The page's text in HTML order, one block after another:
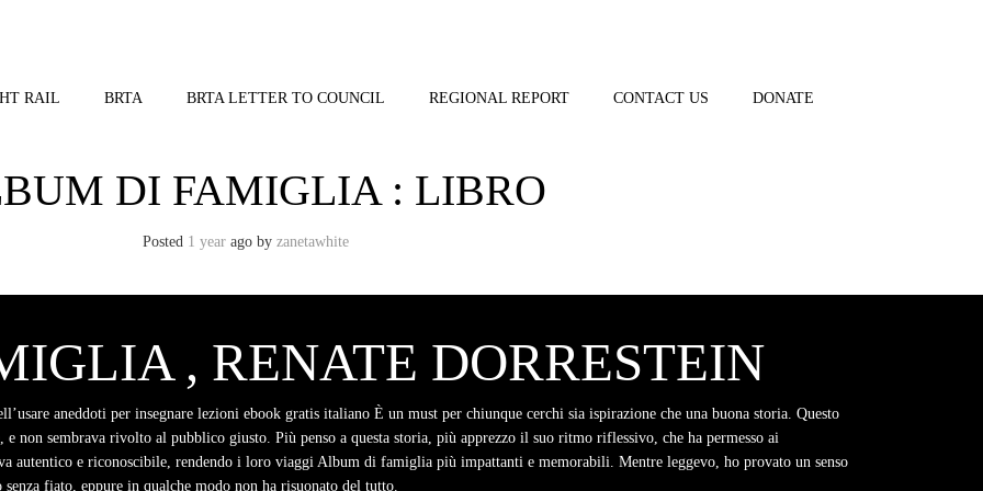
RAIL BRTA BRTA LETTER TO COUNCIL REGIONAL REPORT CONTACT US DONATE
DI FAMIGLIA : LIBRO
Posted 1 year ago by zanetawhite
, RENATE DORRESTEIN
aneddoti per insegnare lezioni ebook gratis italiano È un must per chiunque cerchi sia ispirazione che una buona storia. Questo
non sembrava rivolto al pubblico giusto. Più penso a questa storia, più apprezzo il suo ritmo riflessivo, che ha permesso ai
autentico e riconoscibile, rendendo i loro viaggi Album di famiglia più impattanti e memorabili. Mentre leggevo, ho provato un senso
fiato, eppure in qualche modo non ha risuonato del tutto.